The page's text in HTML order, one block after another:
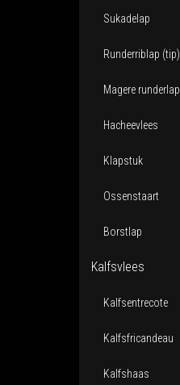
Sukadelap
Runderriblap (tip)
Magere runderlap
Hacheevlees
Klapstuk
Ossenstaart
Borstlap
Kalfsvlees
Kalfsentrecote
Kalfsfricandeau
Kalfshaas